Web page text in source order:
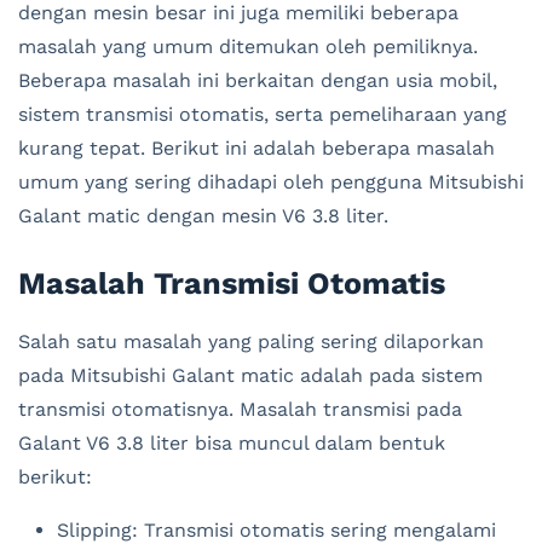
dengan mesin besar ini juga memiliki beberapa
masalah yang umum ditemukan oleh pemiliknya.
Beberapa masalah ini berkaitan dengan usia mobil,
sistem transmisi otomatis, serta pemeliharaan yang
kurang tepat. Berikut ini adalah beberapa masalah
umum yang sering dihadapi oleh pengguna Mitsubishi
Galant matic dengan mesin V6 3.8 liter.
Masalah Transmisi Otomatis
Salah satu masalah yang paling sering dilaporkan
pada Mitsubishi Galant matic adalah pada sistem
transmisi otomatisnya. Masalah transmisi pada
Galant V6 3.8 liter bisa muncul dalam bentuk
berikut:
Slipping: Transmisi otomatis sering mengalami